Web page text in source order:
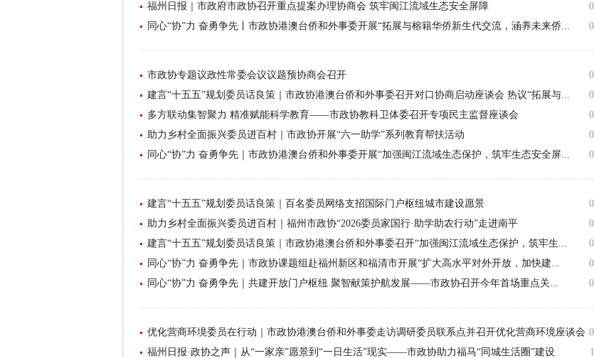
福州日报｜市政府市政协召开重点提案办理协商会 筑牢闽江流域生态安全屏障
同心“协”力 奋勇争先丨市政协港澳台侨和外事委开展“拓展与榕籍华侨新生代交流，涵养未来侨...
市政协专题议政性常委会议议题预协商会召开
建言“十五五”规划委员话良策｜市政协港澳台侨和外事委召开对口协商启动座谈会 热议“拓展与...
多方联动集智聚力 精准赋能科学教育——市政协教科卫体委召开专项民主监督座谈会
助力乡村全面振兴委员进百村｜市政协开展“六一助学”系列教育帮扶活动
同心“协”力 奋勇争先｜市政协港澳台侨和外事委开展“加强闽江流域生态保护，筑牢生态安全屏...
建言“十五五”规划委员话良策｜百名委员网络支招国际门户枢纽城市建设愿景
助力乡村全面振兴委员进百村｜福州市政协“2026委员家国行·助学助农行动”走进南平
建言“十五五”规划委员话良策｜市政协港澳台侨和外事委召开“加强闽江流域生态保护，筑牢生...
同心“协”力 奋勇争先｜市政协课题组赴福州新区和福清市开展“扩大高水平对外开放，加快建...
同心“协”力 奋勇争先｜共建开放门户枢纽 聚智献策护航发展——市政协召开今年首场重点关...
优化营商环境委员在行动｜市政协港澳台侨和外事委走访调研委员联系点并召开优化营商环境座谈会
福州日报·政协之声｜从“一家亲”愿景到“一日生活”现实——市政协助力福马“同城生活圈”建设